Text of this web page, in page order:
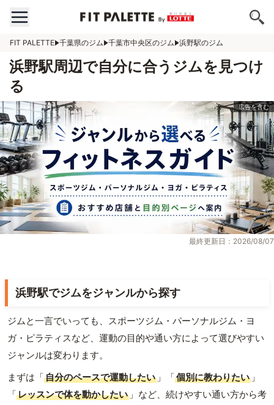
FIT PALETTE 千葉県のジム 千葉市中央区のジム 浜野駅のジム
浜野駅周辺で自分に合うジムを見つけ
る
最終更新日：2026/08/07
浜野駅でジムをジャンルから探す
ジムと一言でいっても、スポーツジム・パーソナルジム・ヨ
ガ・ピラティスなど、運動の目的や通い方によって選びやすい
ジャンルは変わります。
まずは「自分のペースで運動したい 」「個別に教わりたい 」
「レッスンで体を動かしたい 」など、続けやすい通い方から考